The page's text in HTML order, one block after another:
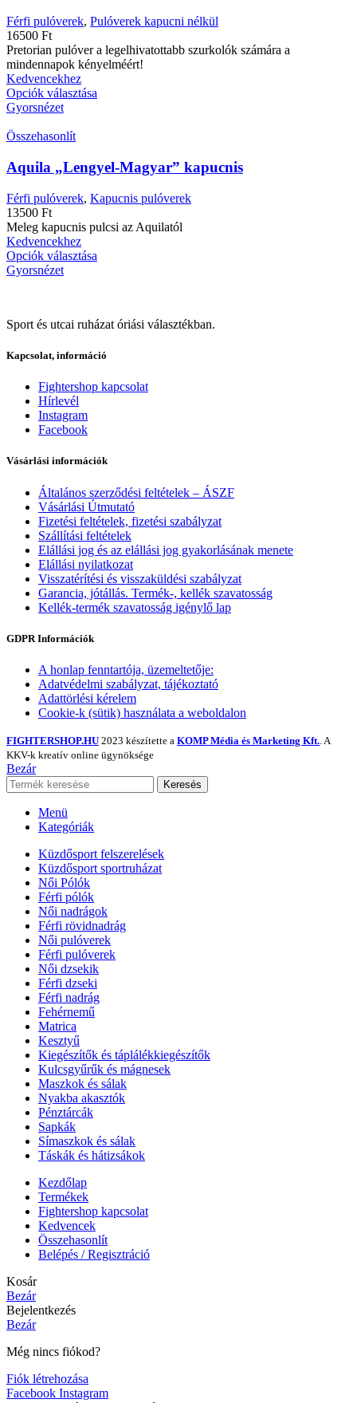
Férfi pulóverek, Pulóverek kapucni nélkül
16500 Ft
Pretorian pulóver a legelhivatottabb szurkolók számára a
mindennapok kényelméért!
Kedvencekhez
Opciók választása
Gyorsnézet
Összehasonlít
Aquila „Lengyel-Magyar” kapucnis
Férfi pulóverek, Kapucnis pulóverek
13500 Ft
Meleg kapucnis pulcsi az Aquilatól
Kedvencekhez
Opciók választása
Gyorsnézet
Sport és utcai ruházat óriási választékban.
Kapcsolat, információ
Fightershop kapcsolat
Hírlevél
Instagram
Facebook
Vásárlási információk
Általános szerződési feltételek – ÁSZF
Vásárlási Útmutató
Fizetési feltételek, fizetési szabályzat
Szállítási feltételek
Elállási jog és az elállási jog gyakorlásának menete
Elállási nyilatkozat
Visszatérítési és visszaküldési szabályzat
Garancia, jótállás. Termék-, kellék szavatosság
Kellék-termék szavatosság igénylő lap
GDPR Információk
A honlap fenntartója, üzemeltetője:
Adatvédelmi szabályzat, tájékoztató
Adattörlési kérelem
Cookie-k (sütik) használata a weboldalon
FIGHTERSHOP.HU 2023 készítette a KOMP Média és Marketing Kft. . A
KKV-k kreatív online ügynöksége
Bezár
Keresés
Menü
Kategóriák
Küzdősport felszerelések
Küzdősport sportruházat
Női Pólók
Férfi pólók
Női nadrágok
Férfi rövidnadrág
Női pulóverek
Férfi pulóverek
Női dzsekik
Férfi dzseki
Férfi nadrág
Fehérnemű
Matrica
Kesztyű
Kiegészítők és táplálékkiegészítők
Kulcsgyűrűk és mágnesek
Maszkok és sálak
Nyakba akasztók
Pénztárcák
Sapkák
Símaszkok és sálak
Táskák és hátizsákok
Kezdőlap
Termékek
Fightershop kapcsolat
Kedvencek
Összehasonlít
Belépés / Regisztráció
Kosár
Bezár
Bejelentkezés
Bezár
Még nincs fiókod?
Fiók létrehozása
Facebook Instagram